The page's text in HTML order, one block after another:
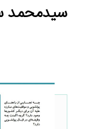
سیدمحمد